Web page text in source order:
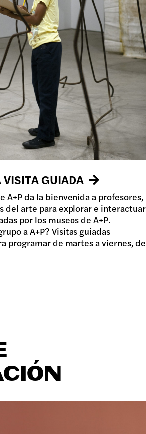
GUIADA
A+P da la bienvenida a profesores,
del arte para explorar e interactuar
por los museos de A+P.
a A+P? Visitas guiadas
programar de martes a viernes, de